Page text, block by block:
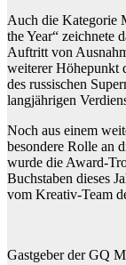
Auch die Kategorie
the Year“ zeichnete
Auftritt von
weiterer Höhepunkt
des russischen
langjährigen
Noch aus einem
besondere Rolle an
wurde die Award-
Buchstaben dieses
vom Kreativ-Team
Gastgeber der GQ